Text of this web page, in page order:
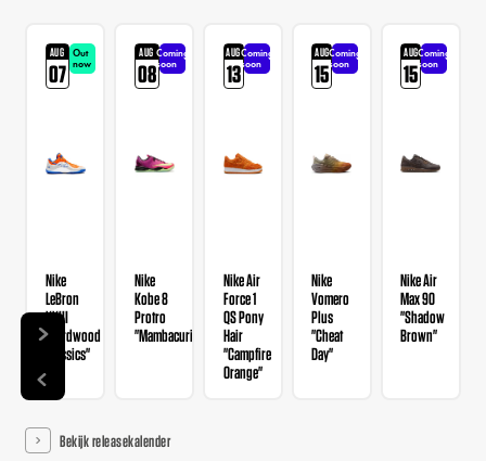
AUG
07
Out
now
Nike
LeBron
XXIII
"Hardwood
Classics"
AUG
08
Coming
soon
Nike
Kobe 8
Protro
"Mambacurial"
AUG
13
Coming
soon
Nike Air
Force 1
QS Pony
Hair
"Campfire
Orange"
AUG
15
Coming
soon
Nike
Vomero
Plus
"Cheat
Day"
AUG
15
Coming
soon
Nike Air
Max 90
"Shadow
Brown"
Bekijk releasekalender